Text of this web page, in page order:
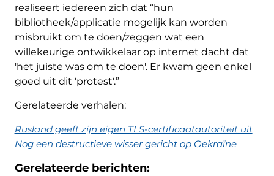
realiseert iedereen zich dat “hun
bibliotheek/applicatie mogelijk kan worden
misbruikt om te doen/zeggen wat een
willekeurige ontwikkelaar op internet dacht dat
'het juiste was om te doen'. Er kwam geen enkel
goed uit dit 'protest'.”
Gerelateerde verhalen:
Rusland geeft zijn eigen TLS-certificaatautoriteit uit
Nog een destructieve wisser gericht op Oekraïne
Gerelateerde berichten: